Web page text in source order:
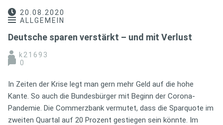
20.08.2020
ALLGEMEIN
Deutsche sparen verstärkt – und mit Verlust
k21693
0
In Zeiten der Krise legt man gern mehr Geld auf die hohe
Kante. So auch die Bundesbürger mit Beginn der Corona-
Pandemie. Die Commerzbank vermutet, dass die Sparquote im
zweiten Quartal auf 20 Prozent gestiegen sein könnte. Im